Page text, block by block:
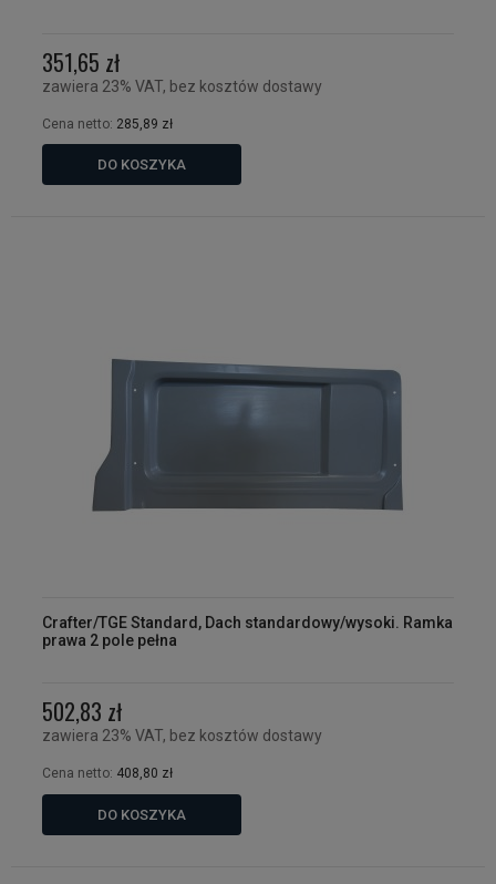
351,65 zł
zawiera 23% VAT, bez kosztów dostawy
Cena netto: 285,89 zł
DO KOSZYKA
Crafter/TGE Standard, Dach standardowy/wysoki. Ramka
prawa 2 pole pełna
502,83 zł
zawiera 23% VAT, bez kosztów dostawy
Cena netto: 408,80 zł
DO KOSZYKA